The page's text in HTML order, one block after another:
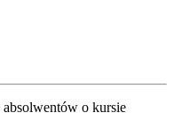
o kursie